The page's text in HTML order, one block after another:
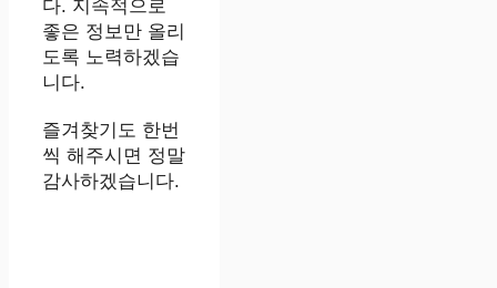
다. 지속적으로
좋은 정보만 올리
도록 노력하겠습
니다.
즐겨찾기도 한번
씩 해주시면 정말
감사하겠습니다.